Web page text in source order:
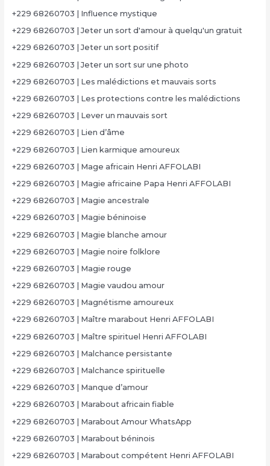
+229 68260703 | Influence mystique
+229 68260703 | Jeter un sort d'amour à quelqu'un gratuit
+229 68260703 | Jeter un sort positif
+229 68260703 | Jeter un sort sur une photo
+229 68260703 | Les malédictions et mauvais sorts
+229 68260703 | Les protections contre les malédictions
+229 68260703 | Lever un mauvais sort
+229 68260703 | Lien d’âme
+229 68260703 | Lien karmique amoureux
+229 68260703 | Mage africain Henri AFFOLABI
+229 68260703 | Magie africaine Papa Henri AFFOLABI
+229 68260703 | Magie ancestrale
+229 68260703 | Magie béninoise
+229 68260703 | Magie blanche amour
+229 68260703 | Magie noire folklore
+229 68260703 | Magie rouge
+229 68260703 | Magie vaudou amour
+229 68260703 | Magnétisme amoureux
+229 68260703 | Maître marabout Henri AFFOLABI
+229 68260703 | Maître spirituel Henri AFFOLABI
+229 68260703 | Malchance persistante
+229 68260703 | Malchance spirituelle
+229 68260703 | Manque d’amour
+229 68260703 | Marabout africain fiable
+229 68260703 | Marabout Amour WhatsApp
+229 68260703 | Marabout béninois
+229 68260703 | Marabout compétent Henri AFFOLABI